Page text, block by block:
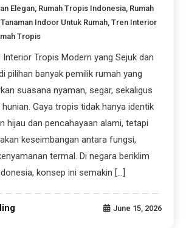
Elegan, Rumah Tropis Indonesia, Rumah
Tanaman Indoor Untuk Rumah,Tren Interior
Tropis
Interior Tropis Modern yang Sejuk dan
pilihan banyak pemilik rumah yang
suasana nyaman, segar, sekaligus
Gaya tropis tidak hanya identik
hijau dan pencahayaan alami, tetapi
keseimbangan antara fungsi,
termal. Di negara beriklim
konsep ini semakin […]
June 15, 2026